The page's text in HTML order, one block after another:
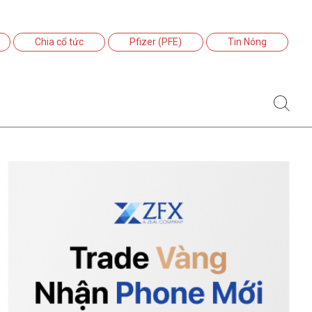
Chia cổ tức Pfizer (PFE) Tin Nóng